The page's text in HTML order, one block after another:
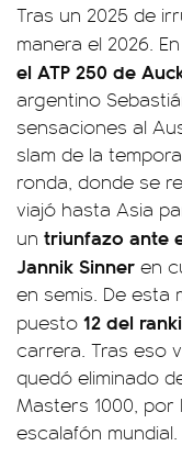
Tras un 2025 de
manera el 2026.
el ATP 250 de
argentino
sensaciones al
slam de la
ronda, donde se
viajó hasta Asia
un triunfazo ante
Jannik Sinner en
en semis. De esta
puesto 12 del
carrera. Tras eso
quedó eliminado
Masters 1000,
escalafón mundial.